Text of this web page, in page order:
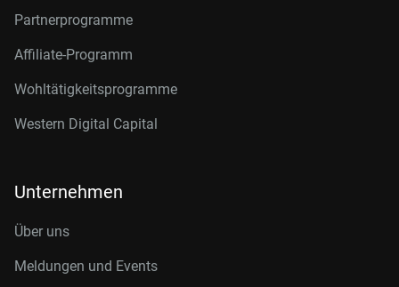
Partnerprogramme
Affiliate-Programm
Wohltätigkeitsprogramme
Western Digital Capital
Unternehmen
Über uns
Meldungen und Events